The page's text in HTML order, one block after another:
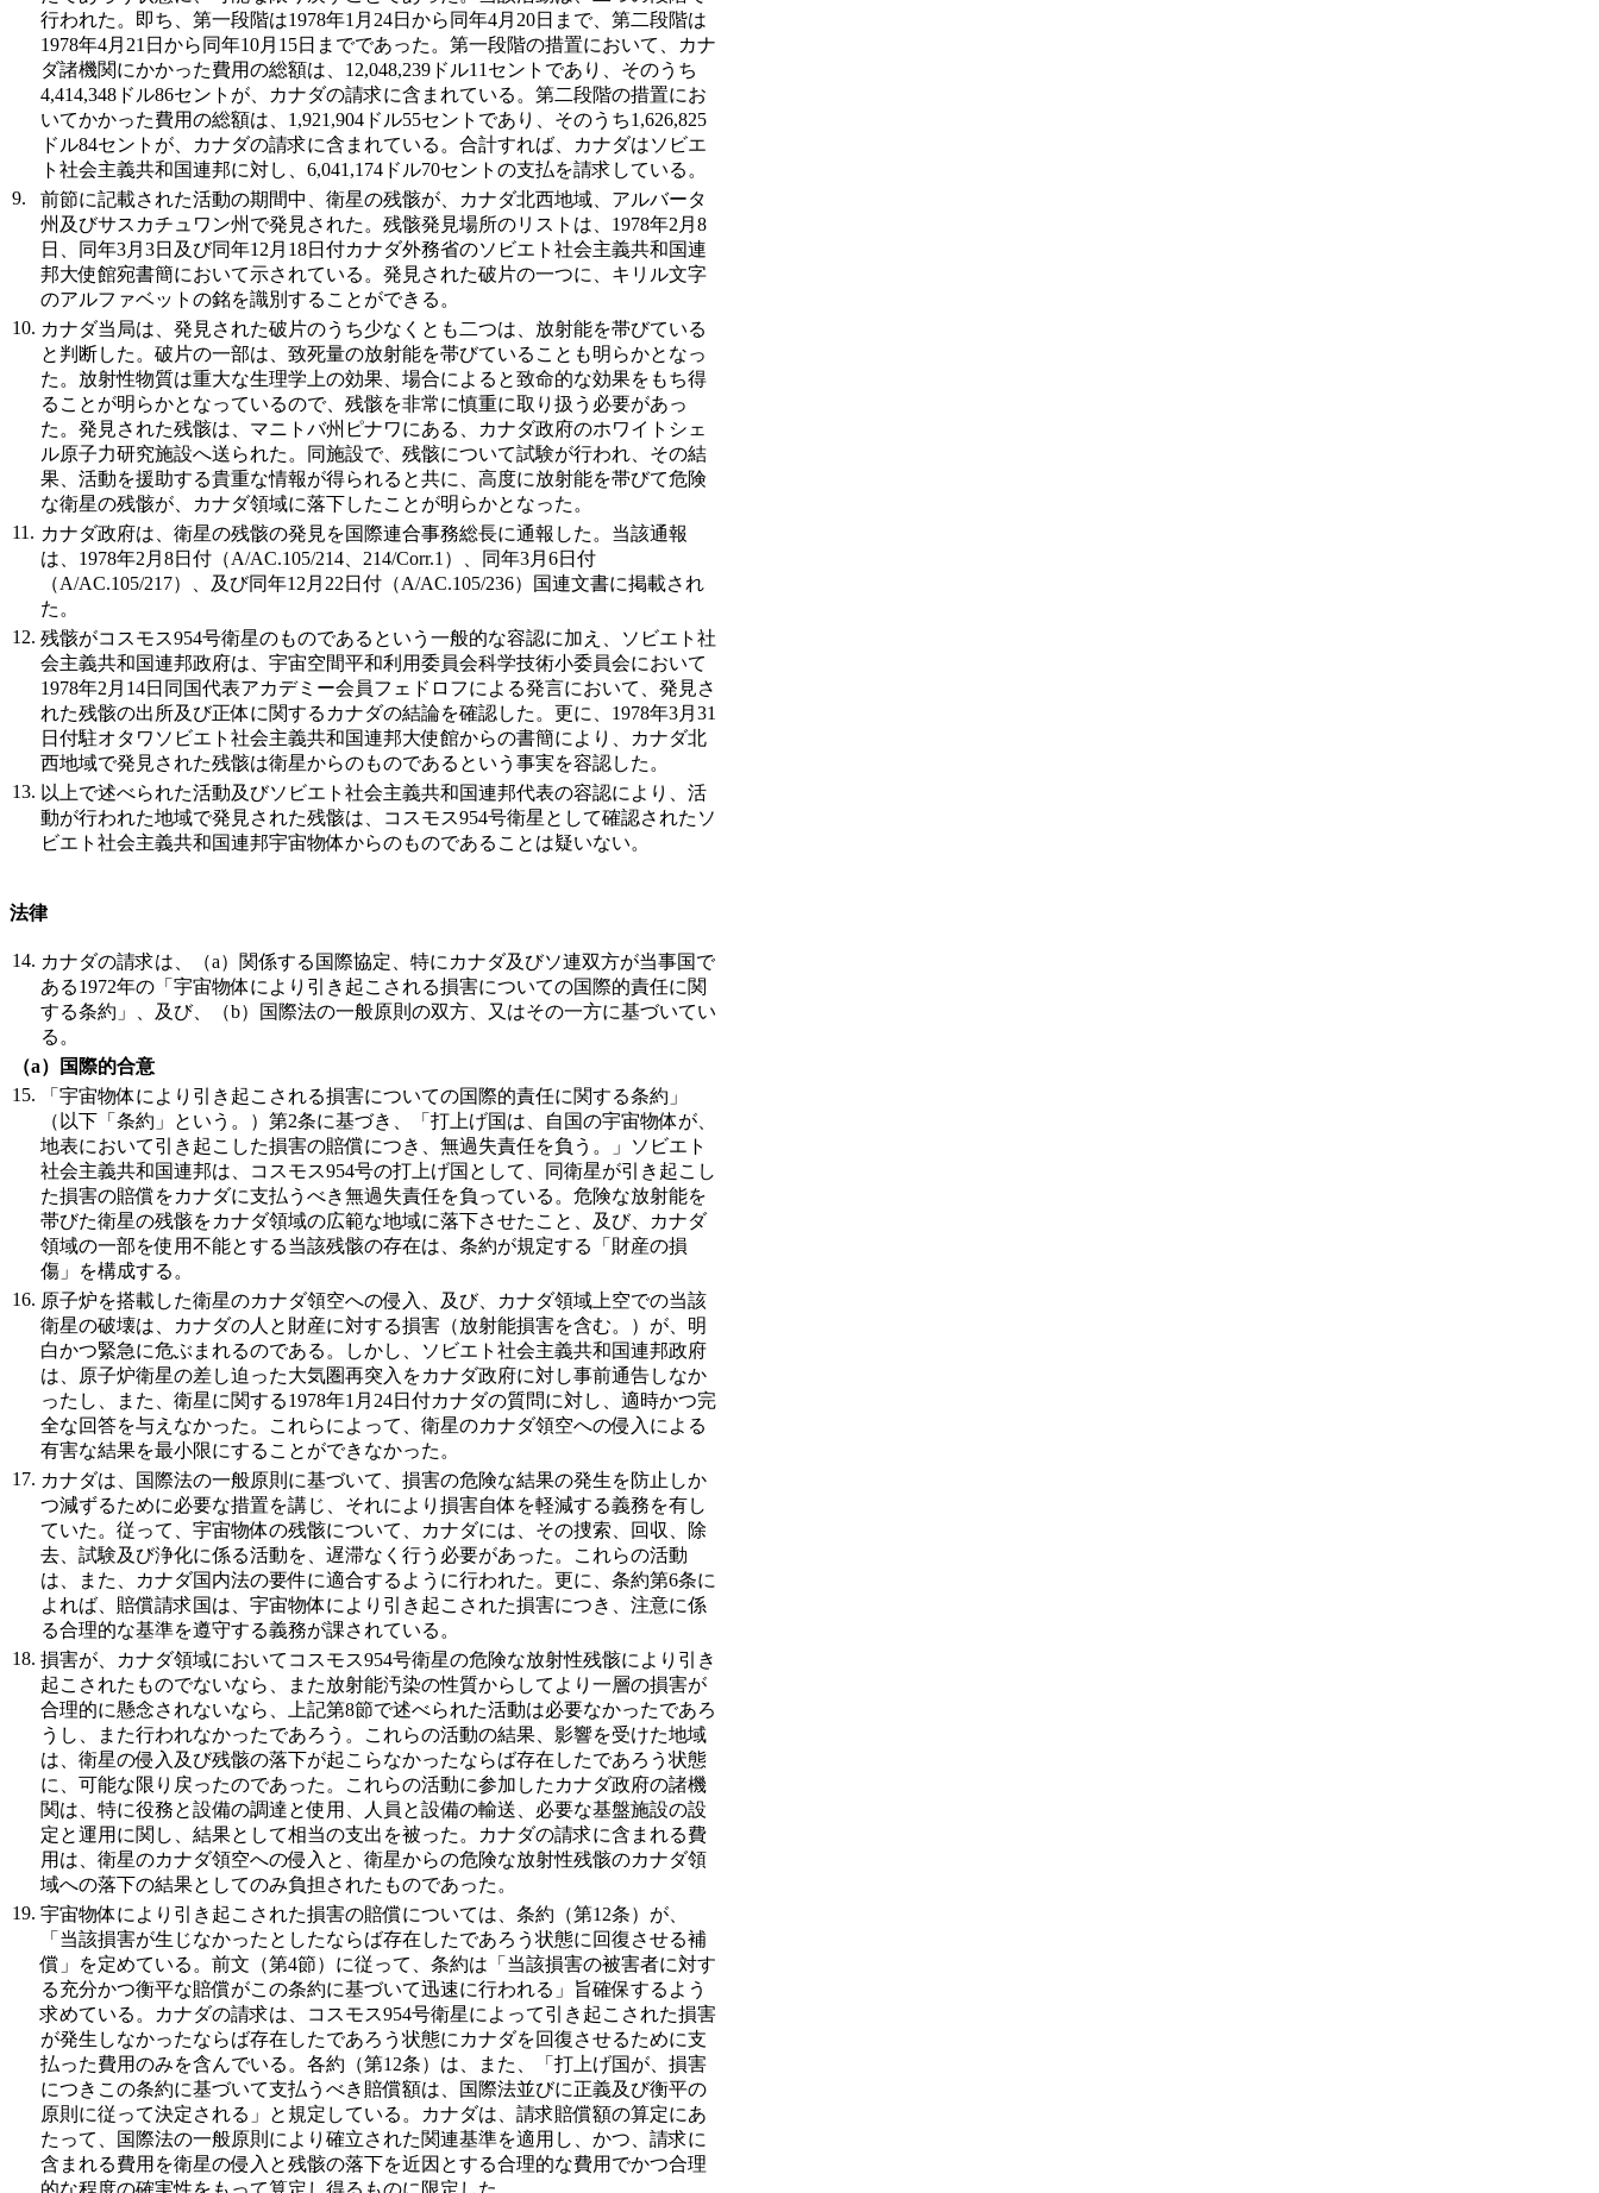
行われた。即ち、第一段階は1978年1月24日から同年4月20日まで、第二段階は
1978年4月21日から同年10月15日までであった。第一段階の措置において、カナ
ダ諸機関にかかった費用の総額は、12,048,239ドル11セントであり、そのうち
4,414,348ドル86セントが、カナダの請求に含まれている。第二段階の措置にお
いてかかった費用の総額は、1,921,904ドル55セントであり、そのうち1,626,825
ドル84セントが、カナダの請求に含まれている。合計すれば、カナダはソビエ
ト社会主義共和国連邦に対し、6,041,174ドル70セントの支払を請求している。
9.
前節に記載された活動の期間中、衛星の残骸が、カナダ北西地域、アルバータ
州及びサスカチュワン州で発見された。残骸発見場所のリストは、1978年2月8
日、同年3月3日及び同年12月18日付カナダ外務省のソビエト社会主義共和国連
邦大使館宛書簡において示されている。発見された破片の一つに、キリル文字
のアルファベットの銘を識別することができる。
10. カナダ当局は、発見された破片のうち少なくとも二つは、放射能を帯びている
と判断した。破片の一部は、致死量の放射能を帯びていることも明らかとなっ
た。放射性物質は重大な生理学上の効果、場合によると致命的な効果をもち得
ることが明らかとなっているので、残骸を非常に慎重に取り扱う必要があっ
た。発見された残骸は、マニトバ州ピナワにある、カナダ政府のホワイトシェ
ル原子力研究施設へ送られた。同施設で、残骸について試験が行われ、その結
果、活動を援助する貴重な情報が得られると共に、高度に放射能を帯びて危険
な衛星の残骸が、カナダ領域に落下したことが明らかとなった。
11. カナダ政府は、衛星の残骸の発見を国際連合事務総長に通報した。当該通報
は、1978年2月8日付（A/AC.105/214、214/Corr.1）、同年3月6日付
（A/AC.105/217）、及び同年12月22日付（A/AC.105/236）国連文書に掲載され
た。
12. 残骸がコスモス954号衛星のものであるという一般的な容認に加え、ソビエト社
会主義共和国連邦政府は、宇宙空間平和利用委員会科学技術小委員会において
1978年2月14日同国代表アカデミー会員フェドロフによる発言において、発見さ
れた残骸の出所及び正体に関するカナダの結論を確認した。更に、1978年3月31
日付駐オタワソビエト社会主義共和国連邦大使館からの書簡により、カナダ北
西地域で発見された残骸は衛星からのものであるという事実を容認した。
13. 以上で述べられた活動及びソビエト社会主義共和国連邦代表の容認により、活
動が行われた地域で発見された残骸は、コスモス954号衛星として確認されたソ
ビエト社会主義共和国連邦宇宙物体からのものであることは疑いない。
法律
14. カナダの請求は、（a）関係する国際協定、特にカナダ及びソ連双方が当事国で
ある1972年の「宇宙物体により引き起こされる損害についての国際的責任に関
する条約」、及び、（b）国際法の一般原則の双方、又はその一方に基づいてい
る。
（a）国際的合意
15.
「宇宙物体により引き起こされる損害についての国際的責任に関する条約」
（以下「条約」という。）第2条に基づき、「打上げ国は、自国の宇宙物体が、
地表において引き起こした損害の賠償につき、無過失責任を負う。」ソビエト
社会主義共和国連邦は、コスモス954号の打上げ国として、同衛星が引き起こし
た損害の賠償をカナダに支払うべき無過失責任を負っている。危険な放射能を
帯びた衛星の残骸をカナダ領域の広範な地域に落下させたこと、及び、カナダ
領域の一部を使用不能とする当該残骸の存在は、条約が規定する「財産の損
傷」を構成する。
16. 原子炉を搭載した衛星のカナダ領空への侵入、及び、カナダ領域上空での当該
衛星の破壊は、カナダの人と財産に対する損害（放射能損害を含む。）が、明
白かつ緊急に危ぶまれるのである。しかし、ソビエト社会主義共和国連邦政府
は、原子炉衛星の差し迫った大気圏再突入をカナダ政府に対し事前通告しなか
ったし、また、衛星に関する1978年1月24日付カナダの質問に対し、適時かつ完
全な回答を与えなかった。これらによって、衛星のカナダ領空への侵入による
有害な結果を最小限にすることができなかった。
17. カナダは、国際法の一般原則に基づいて、損害の危険な結果の発生を防止しか
つ減ずるために必要な措置を講じ、それにより損害自体を軽減する義務を有し
ていた。従って、宇宙物体の残骸について、カナダには、その捜索、回収、除
去、試験及び浄化に係る活動を、遅滞なく行う必要があった。これらの活動
は、また、カナダ国内法の要件に適合するように行われた。更に、条約第6条に
よれば、賠償請求国は、宇宙物体により引き起こされた損害につき、注意に係
る合理的な基準を遵守する義務が課されている。
18. 損害が、カナダ領域においてコスモス954号衛星の危険な放射性残骸により引き
起こされたものでないなら、また放射能汚染の性質からしてより一層の損害が
合理的に懸念されないなら、上記第8節で述べられた活動は必要なかったであろ
うし、また行われなかったであろう。これらの活動の結果、影響を受けた地域
は、衛星の侵入及び残骸の落下が起こらなかったならば存在したであろう状態
に、可能な限り戻ったのであった。これらの活動に参加したカナダ政府の諸機
関は、特に役務と設備の調達と使用、人員と設備の輸送、必要な基盤施設の設
定と運用に関し、結果として相当の支出を被った。カナダの請求に含まれる費
用は、衛星のカナダ領空への侵入と、衛星からの危険な放射性残骸のカナダ領
域への落下の結果としてのみ負担されたものであった。
19. 宇宙物体により引き起こされた損害の賠償については、条約（第12条）が、
「当該損害が生じなかったとしたならば存在したであろう状態に回復させる補
償」を定めている。前文（第4節）に従って、条約は「当該損害の被害者に対す
る充分かつ衡平な賠償がこの条約に基づいて迅速に行われる」旨確保するよう
求めている。カナダの請求は、コスモス954号衛星によって引き起こされた損害
が発生しなかったならば存在したであろう状態にカナダを回復させるために支
払った費用のみを含んでいる。各約（第12条）は、また、「打上げ国が、損害
につきこの条約に基づいて支払うべき賠償額は、国際法並びに正義及び衡平の
原則に従って決定される」と規定している。カナダは、請求賠償額の算定にあ
たって、国際法の一般原則により確立された関連基準を適用し、かつ、請求に
含まれる費用を衛星の侵入と残骸の落下を近因とする合理的な費用でかつ合理
的な程度の確実性をもって算定し得るものに限定した。